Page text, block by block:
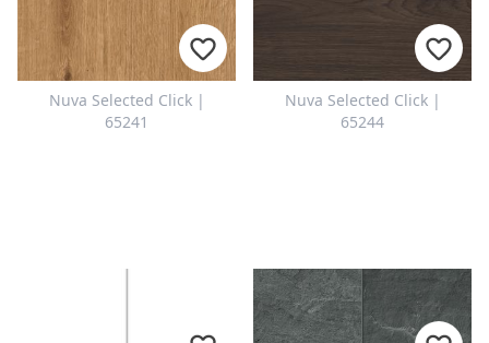
Nuva Selected Click |
65241
Nuva Selected Click |
65244